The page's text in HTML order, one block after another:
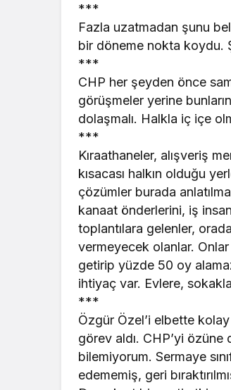
***
Fazla uzatmadan şunu
bir döneme nokta koydu.
***
CHP her şeyden önce
görüşmeler yerine
dolaşmalı. Halkla iç içe
***
Kıraathaneler, alışveriş
kısacası halkın olduğu
çözümler burada
kanaat önderlerini, iş
toplantılara gelenler,
vermeyecek olanlar.
getirip yüzde 50 oy
ihtiyaç var. Evlere,
***
Özgür Özel’i elbette
görev aldı. CHP’yi özüne
bilemiyorum. Sermaye
edememiş, geri